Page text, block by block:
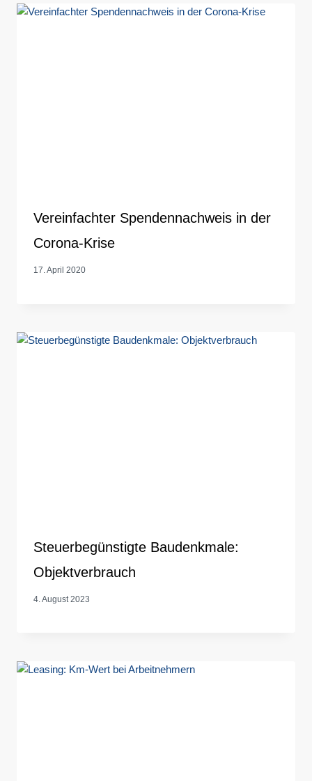
Vereinfachter Spendennachweis in der
Corona-Krise
17. April 2020
Steuerbegünstigte Baudenkmale:
Objektverbrauch
4. August 2023